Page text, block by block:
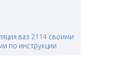
ваз 2114 своими
по инструкции